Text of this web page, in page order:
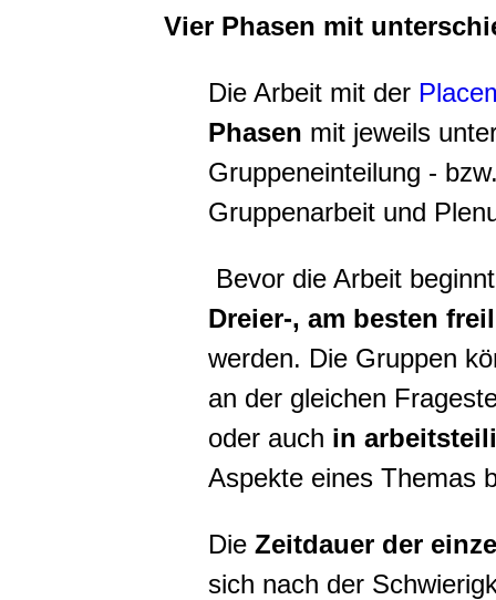
Vier Phasen mit
Die Arbeit mit der
Phasen mit jeweils
Gruppeneinteilung -
Gruppenarbeit und
Bevor die Arbeit
Dreier-, am besten
werden. Die Gruppen
an der gleichen
oder auch in
Aspekte eines Themas
Die Zeitdauer der
sich nach der